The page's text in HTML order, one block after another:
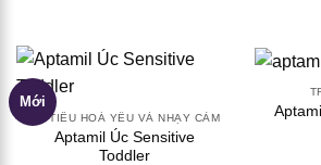
Mới
HỆ TIÊU HOÁ YẾU VÀ NHẠY CẢM
Aptamil Úc Sensitive
Toddler